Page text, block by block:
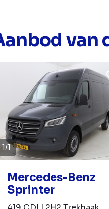
van
1/1
Mercedes-Benz
Sprinter